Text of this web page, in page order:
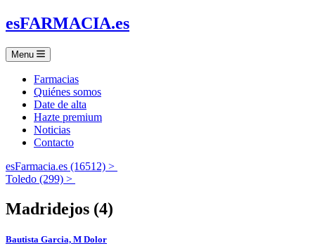
esFARMACIA.es
Menu
Farmacias
Quiénes somos
Date de alta
Hazte premium
Noticias
Contacto
esFarmacia.es (16512) >
Toledo (299) >
Madridejos (4)
Bautista Garcia, M Dolor